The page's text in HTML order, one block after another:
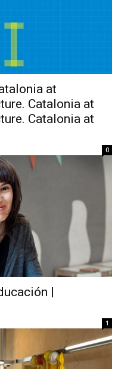
at
Catalonia at
Catalonia at
0
|
1